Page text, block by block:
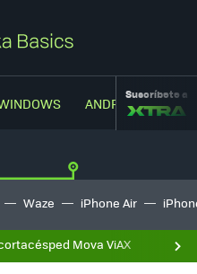
ANDROIDSuscríbete a
Waze iPhone Air
Mova ViAX